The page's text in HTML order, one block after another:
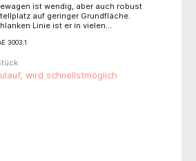
ist wendig, aber auch robust
auf geringer Grundfläche.
Linie ist er in vielen
EKG-Wagen, Beautywagen,
komfortabler Lift-Wagen für
Tätigkeiten mit stufenloser
und vieles mehr. Der Gerätewagen
in Arztpraxen, Kliniken,
3003.1
wird schnellstmöglich